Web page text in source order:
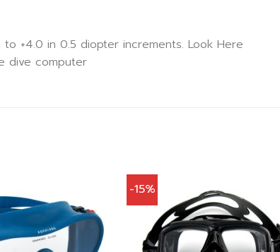
+4.0 in 0.5 diopter increments. Look Here
dive computer
-15%